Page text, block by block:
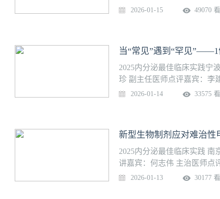
障。医院集临床诊疗、科学
院内分泌科是北京市重点扶
断与防治：近10余年来，内
内较早地建立了糖尿病早期
研究和临床治疗方面均居国
已形成独特的优势。甲状腺
2026-01-15 49070
当“常见”遇到“罕见
2025内分泌最佳临床实践宁
珍 副主任医师点评嘉宾：李
高水平医疗、教学、科研综
牵头建立了智慧血糖管理平
病缓解治疗、肥胖症多学科
市级课题10余项，承办多项
2026-01-14 33575
新型生物制剂应对难治性
2025内分泌最佳临床实践
讲嘉宾：何志伟 主治医师点
医结合医院内分泌科是国家
2026-01-13 30177